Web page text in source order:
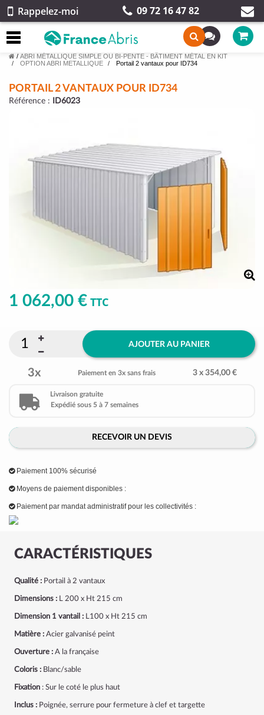
Rappelez-moi 09 72 16 47 82
/ ABRI MÉTALLIQUE SIMPLE OU BI-PENTE - BÂTIMENT MÉTAL EN KIT
OPTION ABRI METALLIQUE
Portail 2 vantaux pour ID734
PORTAIL 2 VANTAUX POUR ID734
Référence : ID6023
CARACTÉRISTIQUES
Qualité : Portail à 2 vantaux
Dimensions : L 200 x Ht 215 cm
Dimension 1 vantail : L100 x Ht 215 cm
Matière : Acier galvanisé peint
Ouverture : A la française
Coloris : Blanc/sable
Fixation : Sur le coté le plus haut
Inclus : Poignée, serrure pour fermeture à clef et targette
1 062,00 € TTC
AJOUTER AU PANIER
3x Paiement en 3x sans frais 3 x 354,00 €
Livraison gratuite
Expédié sous 5 à 7 semaines
RECEVOIR UN DEVIS
Paiement 100% sécurisé
Moyens de paiement disponibles :
Paiement par mandat administratif pour les collectivités :